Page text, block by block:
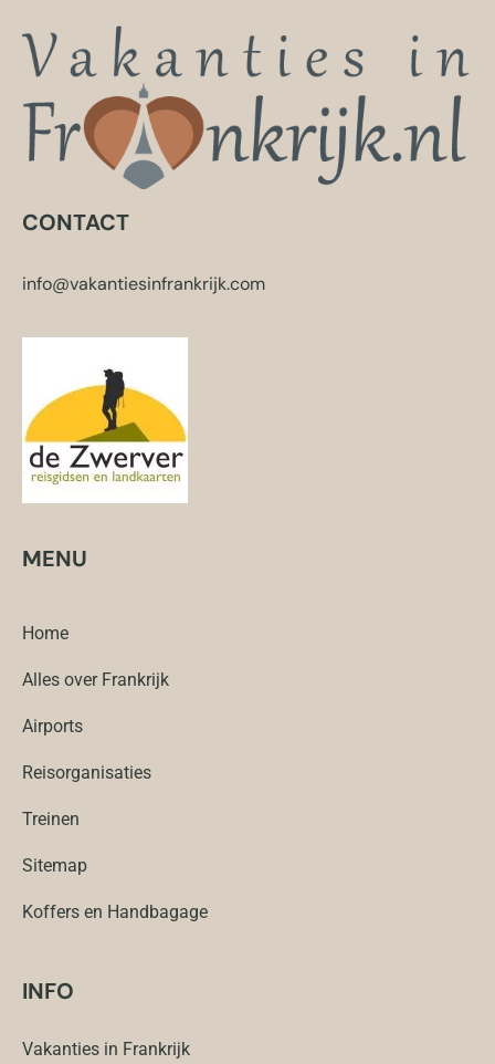
CONTACT
info@vakantiesinfrankrijk.com
MENU
Home
Alles over Frankrijk
Airports
Reisorganisaties
Treinen
Sitemap
Koffers en Handbagage
INFO
Vakanties in Frankrijk